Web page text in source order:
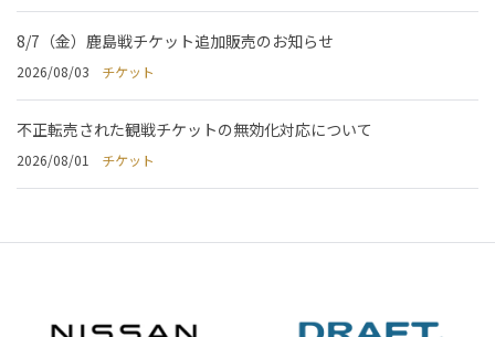
8/7（金）鹿島戦チケット追加販売のお知らせ
2026/08/03 チケット
不正転売された観戦チケットの無効化対応について
2026/08/01 チケット